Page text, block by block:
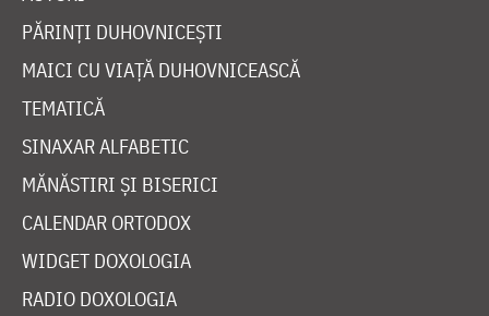
PĂRINȚI DUHOVNICEȘTI
MAICI CU VIAȚĂ DUHOVNICEASCĂ
TEMATICĂ
SINAXAR ALFABETIC
MĂNĂSTIRI ȘI BISERICI
CALENDAR ORTODOX
WIDGET DOXOLOGIA
RADIO DOXOLOGIA